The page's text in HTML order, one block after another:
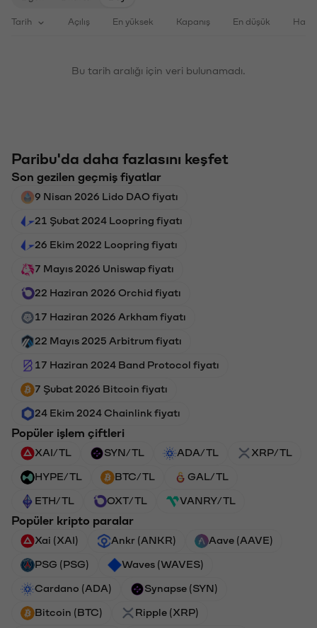
Tarih Açılış En yüksek Kapanış En düşük
Bu tarih aralığı için veri bulunamadı.
Paribu'da daha fazlasını keşfet
Son gezilen geçmiş fiyatlar
9 Nisan 2026 Lido DAO fiyatı
21 Şubat 2024 Loopring fiyatı
26 Ekim 2022 Loopring fiyatı
7 Mayıs 2026 Uniswap fiyatı
22 Haziran 2026 Orchid fiyatı
17 Haziran 2026 Arkham fiyatı
22 Mayıs 2025 Arbitrum fiyatı
17 Haziran 2024 Band Protocol fiyatı
7 Şubat 2026 Bitcoin fiyatı
24 Ekim 2024 Chainlink fiyatı
Popüler işlem çiftleri
XAI/TL SYN/TL ADA/TL XRP/TL
HYPE/TL BTC/TL GAL/TL
ETH/TL OXT/TL VANRY/TL
Popüler kripto paralar
Xai (XAI) Ankr (ANKR) Aave (AAVE)
PSG (PSG) Waves (WAVES)
Cardano (ADA) Synapse (SYN)
Bitcoin (BTC) Ripple (XRP)